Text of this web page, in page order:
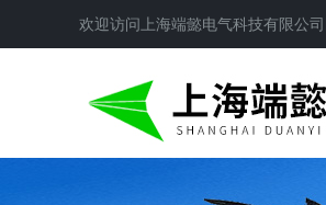
欢迎访问 上海端懿电气科技有限公司